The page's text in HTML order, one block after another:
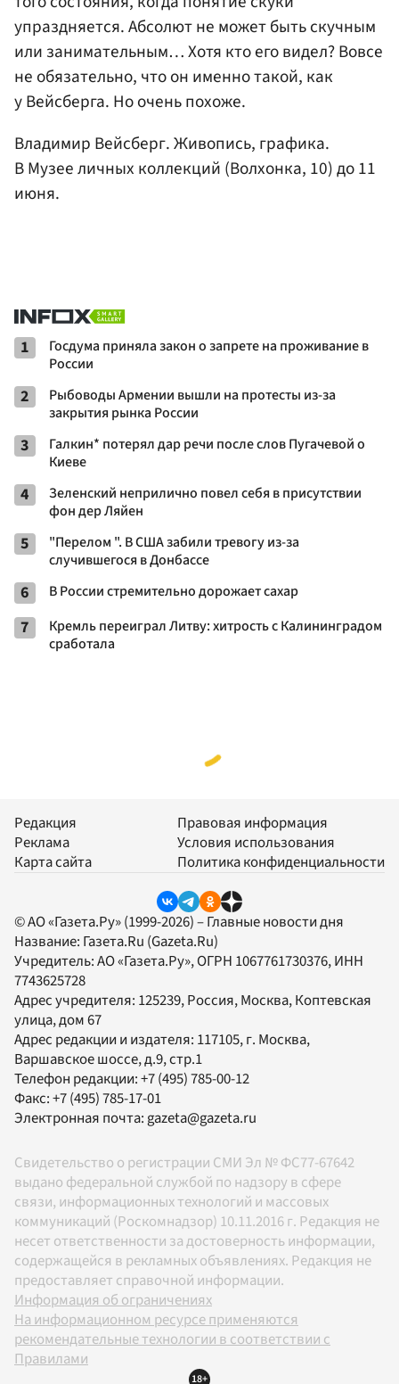
упраздняется. Абсолют не может быть скучным
или занимательным… Хотя кто его видел? Вовсе
не обязательно, что он именно такой, как
у Вейсберга. Но очень похоже.
Владимир Вейсберг. Живопись, графика.
В Музее личных коллекций (Волхонка, 10) до 11
июня.
1
Госдума приняла закон о запрете на проживание в
России
2
Рыбоводы Армении вышли на протесты из-за
закрытия рынка России
3
Галкин* потерял дар речи после слов Пугачевой о
Киеве
4
Зеленский неприлично повел cебя в присутствии
фон дер Ляйен
5
"Перелом ". В США забили тревогу из-за
случившегося в Донбассе
6 В России стремительно дорожает сахар
7
Кремль переиграл Литву: хитрость с Калининградом
сработала
Редакция
Реклама
Карта сайта
Правовая информация
Условия использования
Политика конфиденциальности
© АО «Газета.Ру» (1999-2026) – Главные новости дня
Название: Газета.Ru (Gazeta.Ru)
Учредитель:АО «Газета.Ру», ОГРН 1067761730376, ИНН
7743625728
Адрес учредителя: 125239, Россия, Москва, Коптевская
улица, дом 67
Адрес редакции и издателя: 117105, г. Москва,
Варшавское шоссе, д.9, стр.1
Телефон редакции:+7 (495) 785-00-12
Факс:+7 (495) 785-17-01
Электронная почта: gazeta@gazeta.ru
Свидетельство о регистрации СМИ Эл № ФС77-67642
выдано федеральной службой по надзору в сфере
связи, информационных технологий и массовых
коммуникаций (Роскомнадзор) 10.11.2016 г. Редакция не
несет ответственности за достоверность информации,
содержащейся в рекламных объявлениях. Редакция не
предоставляет справочной информации.
Информация об ограничениях
На информационном ресурсе применяются
рекомендательные технологии в соответствии с
Правилами
18+